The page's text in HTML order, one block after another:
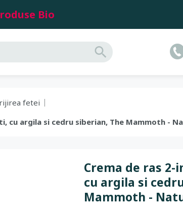
Bio
fetei
cu argila si cedru siberian, The Mammoth -
Crema de ras
cu argila si
Mammoth -